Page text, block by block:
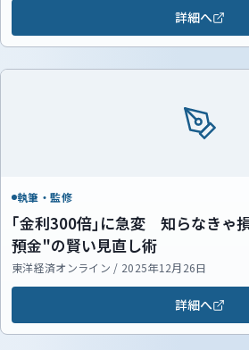
詳細へ
執筆・監修
｢金利300倍｣に急変 知らなきゃ
預金"の賢い見直し術
東洋経済オンライン / 2025年12月26日
詳細へ